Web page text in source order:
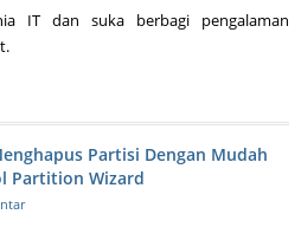
IT dan suka berbagi pengalaman
Partisi Dengan Mudah
Partition Wizard